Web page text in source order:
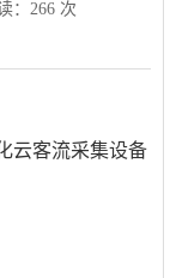
： 266次
云客流采集设备